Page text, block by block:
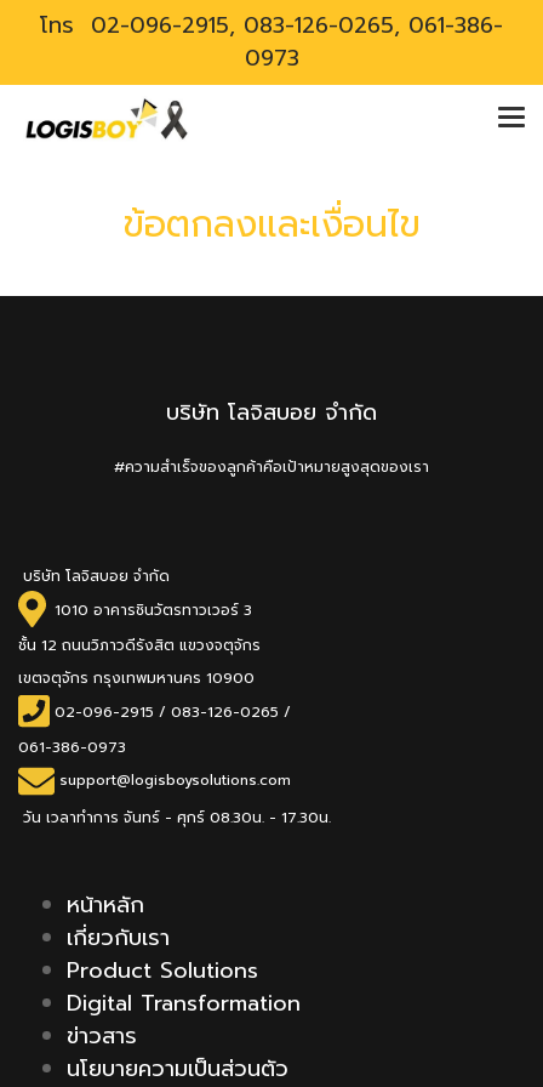
โทร 02-096-2915, 083-126-0265, 061-386-
0973
ข้อตกลงและเงื่อนไข
บริษัท โลจิสบอย จำกัด
#ความสำเร็จของลูกค้าคือเป้าหมายสูงสุดของเรา
บริษัท โลจิสบอย จำกัด
1010 อาคารชินวัตรทาวเวอร์ 3
ชั้น 12 ถนนวิภาวดีรังสิต แขวงจตุจักร
เขตจตุจักร กรุงเทพมหานคร 10900
02-096-2915/083-126-0265 /
061-386-0973
support@logisboysolutions.com
วัน เวลาทำการ จันทร์ - ศุกร์ 08.30น. - 17.30น.
หน้าหลัก
เกี่ยวกับเรา
Product Solutions
Digital Transformation
ข่าวสาร
นโยบายความเป็นส่วนตัว